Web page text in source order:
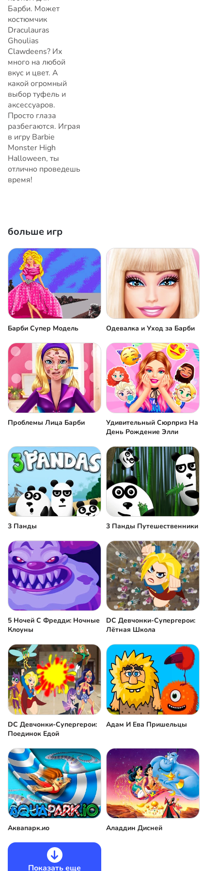
Барби. Может
костюмчик
Draculauras
Ghoulias
Clawdeens? Их
много на любой
вкус и цвет. А
какой огромный
выбор туфель и
аксессуаров.
Просто глаза
разбегаются. Играя
в игру Barbie
Monster High
Halloween, ты
отлично проведешь
время!
больше игр
Барби Супер Модель Одевалка и Уход за Барби
Проблемы Лица Барби
Удивительный Сюрприз На
День Рождение Элли
3 Панды 3 Панды Путешественники
5 Ночей С Фредди: Ночные
Клоуны
DC Девчонки-Супергерои:
Лётная Школа
DC Девчонки-Супергерои:
Поединок Едой
Адам И Ева Пришельцы
Аквапарк.ио Аладдин Дисней
Показать еще